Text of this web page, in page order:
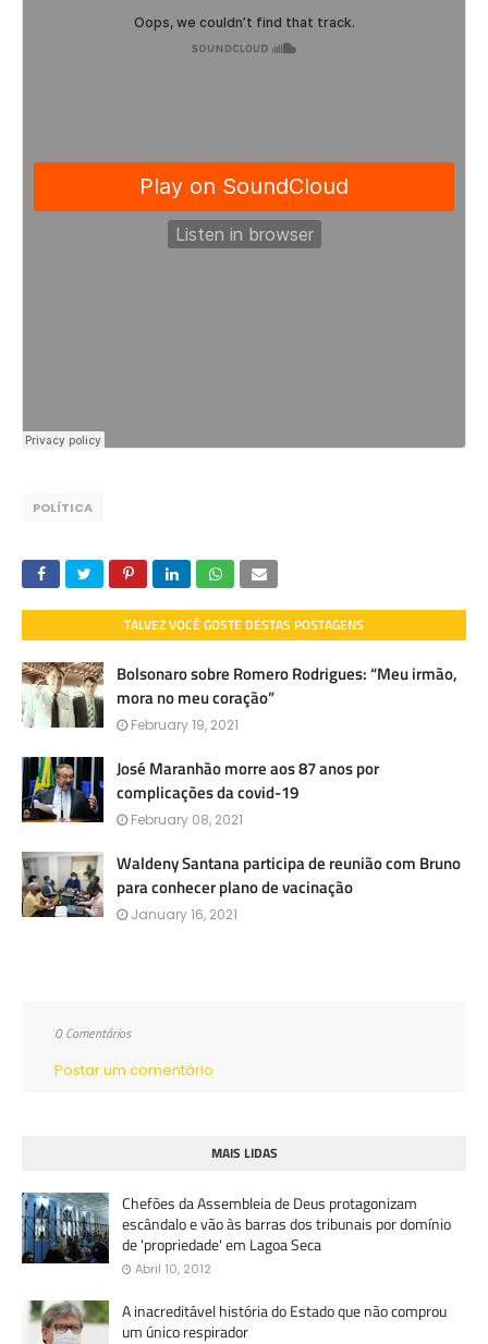
POLÍTICA
TALVEZ VOCÊ GOSTE DESTAS POSTAGENS
Bolsonaro sobre Romero Rodrigues: “Meu irmão,
mora no meu coração”
February 19, 2021
José Maranhão morre aos 87 anos por
complicações da covid-19
February 08, 2021
Waldeny Santana participa de reunião com Bruno
para conhecer plano de vacinação
January 16, 2021
0 Comentários
Postar um comentário
MAIS LIDAS
Chefões da Assembleia de Deus protagonizam
escândalo e vão às barras dos tribunais por domínio
de 'propriedade' em Lagoa Seca
Abril 10, 2012
A inacreditável história do Estado que não comprou
um único respirador